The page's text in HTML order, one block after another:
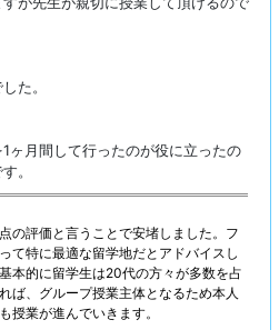
た。
ヶ月間して行ったのが役に立ったの
。
の評価と言うことで安堵しました。フ
て特に最適な留学地だとアドバイスし
本的に留学生は20代の方々が多数を占
ば、グループ授業主体となるため本人
授業が進んでいきます。